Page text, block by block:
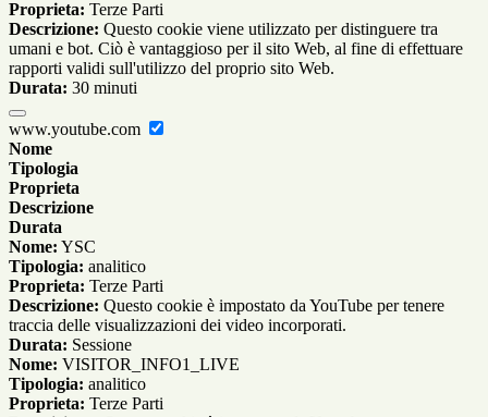
Proprieta: Terze Parti
Descrizione: Questo cookie viene utilizzato per distinguere tra
umani e bot. Ciò è vantaggioso per il sito Web, al fine di effettuare
rapporti validi sull'utilizzo del proprio sito Web.
Durata: 30 minuti
www.youtube.com
Nome
Tipologia
Proprieta
Descrizione
Durata
Nome: YSC
Tipologia: analitico
Proprieta: Terze Parti
Descrizione: Questo cookie è impostato da YouTube per tenere
traccia delle visualizzazioni dei video incorporati.
Durata: Sessione
Nome: VISITOR_INFO1_LIVE
Tipologia: analitico
Proprieta: Terze Parti